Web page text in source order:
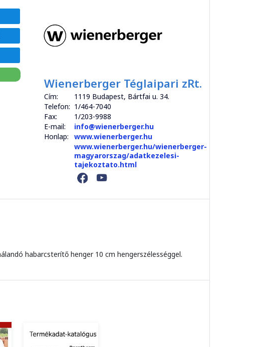
Wienerberger Téglaipari zRt.
Cím:
1119 Budapest, Bártfai u. 34.
Telefon: 1/464-7040
Fax:
1/203-9988
E-mail:
info@wienerberger.hu
Honlap:
www.wienerberger.hu
www.wienerberger.hu/wienerberger-
magyarorszag/adatkezelesi-
tajekoztato.html
habarcsterítő henger 10 cm hengerszélességgel.